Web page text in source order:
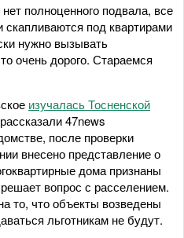
полноценного подвала, все
скапливаются под квартирами
нужно вызывать
очень дорого. Стараемся
изучалась Тосненской
47news
после проверки
внесено представление о
дома признаны
вопрос с расселением.
то, что объекты возведены
льготникам не будут.